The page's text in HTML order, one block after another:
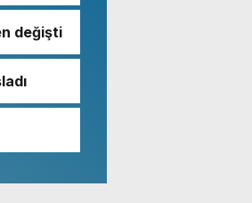
değişti